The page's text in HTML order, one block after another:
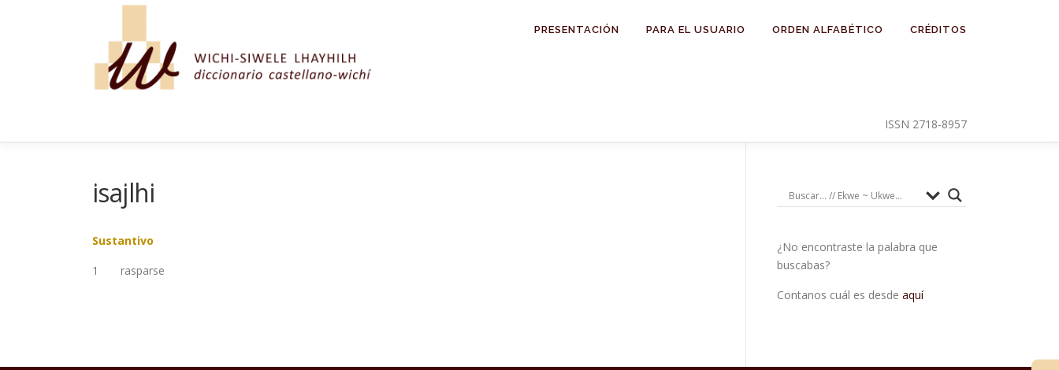
PRESENTACIÓN PARA EL USUARIO ORDEN ALFABÉTICO CRÉDITOS
ISSN 2718-8957
isajlhi
Sustantivo
1
rasparse
¿No encontraste la palabra que
buscabas?
Contanos cuál es desde aquí